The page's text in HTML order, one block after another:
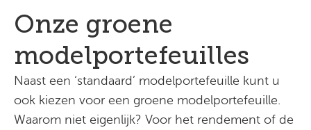
Onze groene
modelportefeuilles
Naast een ‘standaard’ modelportefeuille kunt u
ook kiezen voor een groene modelportefeuille.
Waarom niet eigenlijk? Voor het rendement of de